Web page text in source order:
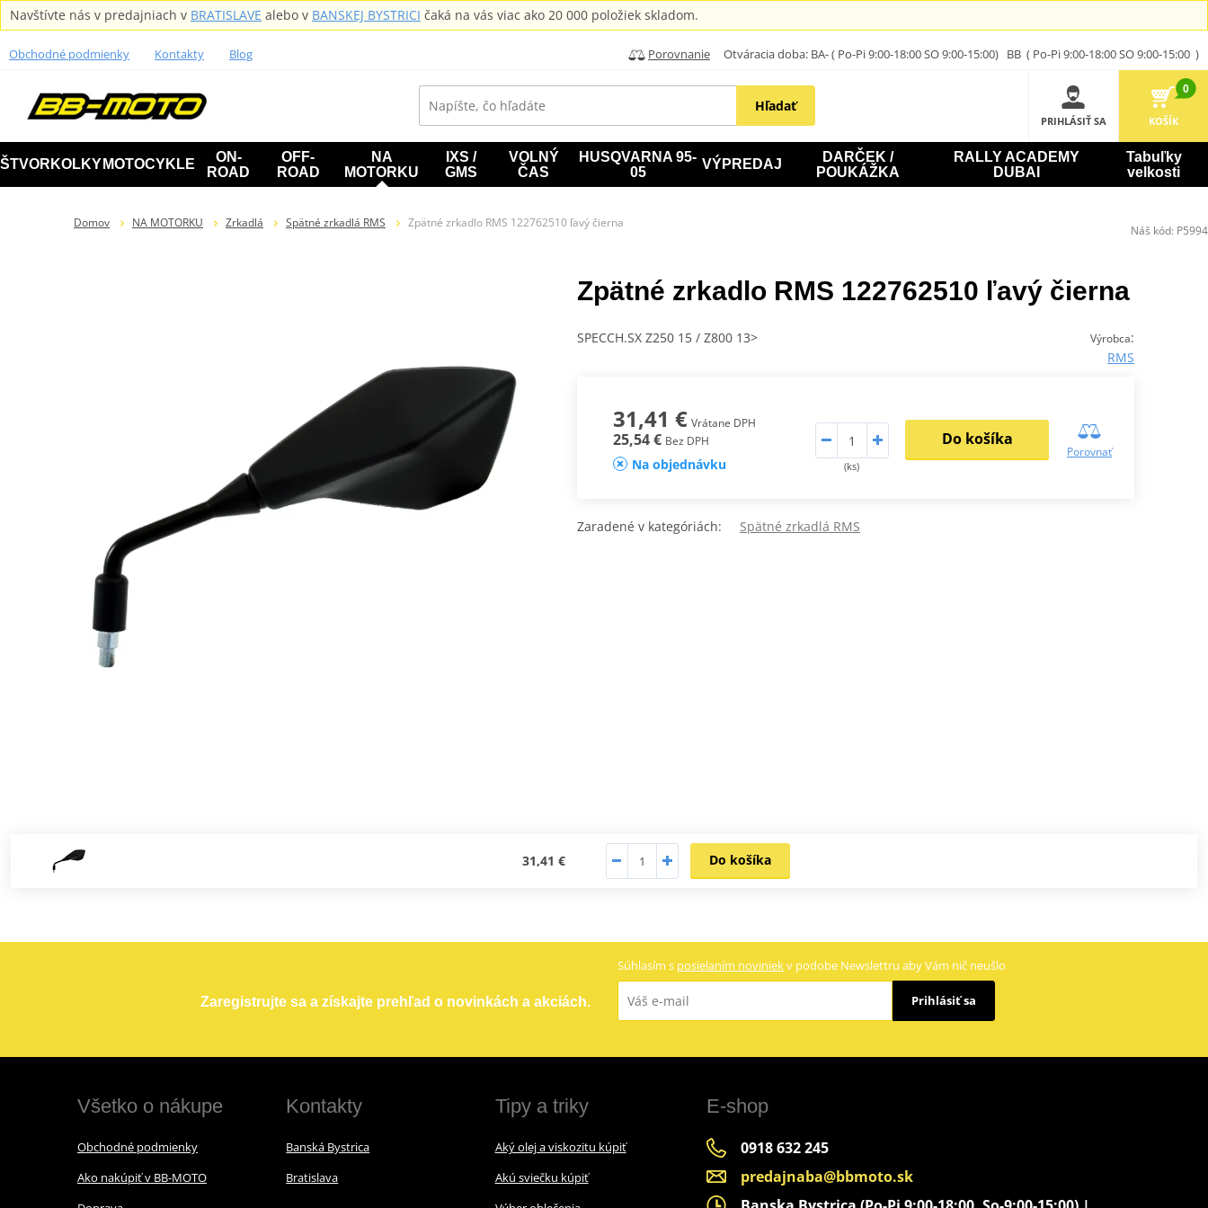
Navštívte nás v predajniach v BRATISLAVE alebo v BANSKEJ BYSTRICI čaká na vás viac ako 20 000 položiek skladom.
Obchodné podmienky Kontakty Blog Porovnanie Otváracia doba: BA- ( Po-Pi 9:00-18:00 SO 9:00-15:00) BB ( Po-Pi 9:00-18:00 SO 9:00-15:00 )
Hľadať
PRIHLÁSIŤ SA
0
KOŠÍK
ŠTVORKOLKY MOTOCYKLE
ON-
ROAD
OFF-
ROAD
NA
MOTORKU
IXS /
GMS
VOLNÝ
ČAS
HUSQVARNA 95-
05
VÝPREDAJ
DARČEK /
POUKÁŽKA
RALLY ACADEMY
DUBAI
Tabuľky
velkosti
Domov NA MOTORKU Zrkadlá Spätné zrkadlá RMS Zpätné zrkadlo RMS 122762510 ľavý čierna
Zpätné zrkadlo RMS 122762510 ľavý čierna
Výrobca:
RMS
SPECCH.SX Z250 15 / Z800 13>
31,41 € Vrátane DPH
25,54 € Bez DPH
Na objednávku (ks)
Do košíka
Porovnať
Zaradené v kategóriách: Spätné zrkadlá RMS
31,41 € Do košíka
Náš kód: P5994
Zaregistrujte sa a získajte prehľad o novinkách a akciách.
Súhlasím s posielaním noviniekv podobe Newslettru aby Vám nič neušlo
Prihlásiť sa
Všetko o nákupe
Obchodné podmienky
Ako nakúpiť v BB-MOTO
Kontakty
Banská Bystrica
Bratislava
Tipy a triky
Aký olej a viskozitu kúpiť
Akú sviečku kúpiť
E-shop
0918 632 245
predajnaba@bbmoto.sk